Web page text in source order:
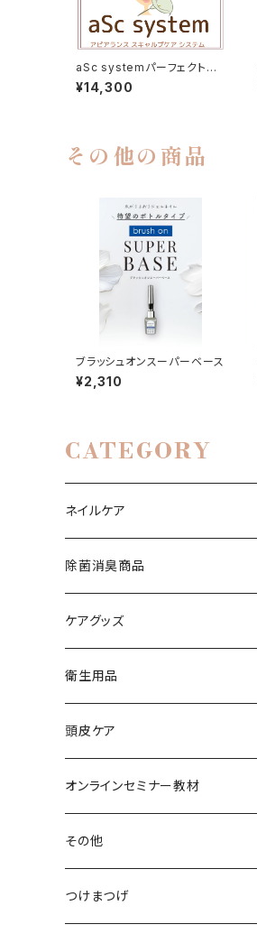
aSc systemパーフェクトセ
ット(5~6ヶ月分)本気で取り組
む方はこちらを…抗がん剤治
¥14,300
その他の商品
ブラッシュオンスーパーベース
¥2,310
CATEGORY
ネイルケア
水性ネイルミユナナ
除菌消臭商品
ケアグッズ
衛生用品
頭皮ケア
オンラインセミナー教材
その他
つけまつげ